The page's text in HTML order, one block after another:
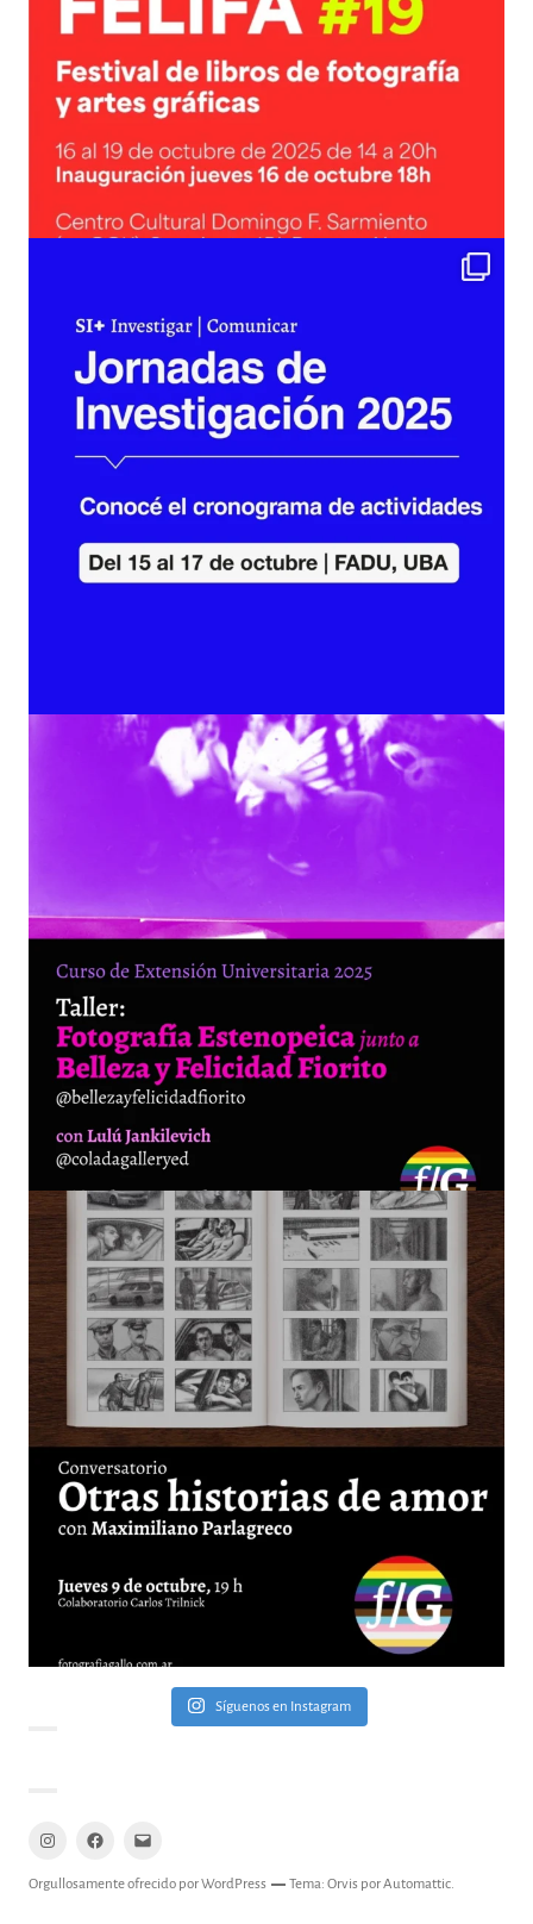
Síguenos en Instagram
InstagramFacebook
Mail
Orgullosamente ofrecido por WordPress Tema: Orvis porAutomattic.